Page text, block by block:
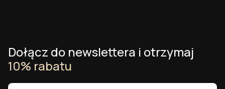
Dołącz do newslettera i otrzymaj
10% rabatu